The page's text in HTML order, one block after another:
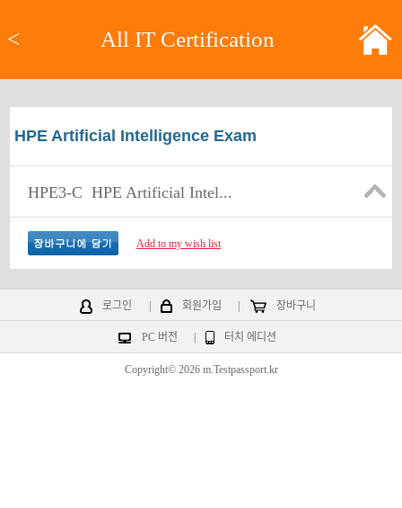
< All IT Certification
HPE Artificial Intelligence Exam
HPE3-C HPE Artificial Intel...
Add to my wish list
로그인 회원가입 장바구니
PC 버전 터치 에디션
Copyright© 2026 m.Testpassport.kr